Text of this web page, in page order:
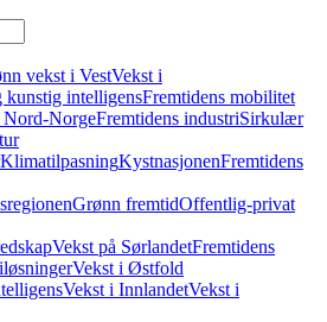
vekst i VestVekst i
intelligensFremtidens mobilitet
Nord-NorgeFremtidens industriSirkulær
KlimatilpasningKystnasjonenFremtidens
Grønn fremtidOffentlig-privat
Vekst på SørlandetFremtidens
Vekst i Østfold
Vekst i InnlandetVekst i